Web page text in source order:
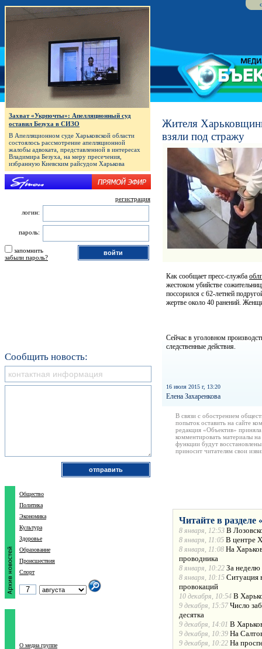
Жителя
взяли под стражу
Как сообщает пресс-служба
жестоком убийстве
поссорился с 62-летней
жертве около 40 ранений.
Сейчас в уголовном
следственные действия.
16 июля 2015 г, 13:20
Елена Захаренкова
В связи с обострением
попыток оставить на сайте
редакция «Объектив»
комментировать материалы
функции будут
приносит читателям свои
Читайте в разделе
8 января, 12:53 В
8 января, 11:05 В центре
8 января, 11:08 На
проводника
8 января, 10:22 За неделю
8 января, 10:15 Ситуация
провокаций
10 декабря, 10:54 В
9 декабря, 15:57 Число
десятка
9 декабря, 14:01 В
9 декабря, 10:39 На
9 декабря, 10:22 На
Захват «Укрпочты»: Апелляционный суд
оставил Безуха в СИЗО
В Апелляционном суде Харьковской области
состоялось рассмотрение апелляционной
жалобы адвоката, представленной в интересах
Владимира Безуха, на меру пресечения,
избранную Киевским райсудом Харькова
регистрация
логин:
пароль:
запомнить
забыли пароль?
Сообщить новость:
Общество
Политика
Экономика
Культура
Здоровье
Образование
Происшествия
Спорт
О медиа группе